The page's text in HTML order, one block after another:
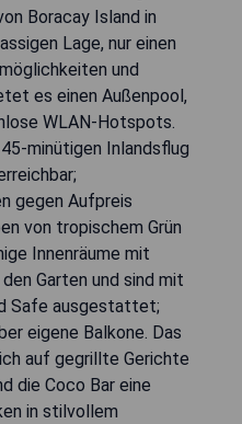
Boracay Island in
Lage, nur einen
und
es einen Außenpool,
WLAN-Hotspots.
minütigen Inlandsflug
gegen Aufpreis
von tropischem Grün
Innenräume mit
Garten und sind mit
Safe ausgestattet;
eigene Balkone. Das
auf gegrillte Gerichte
die Coco Bar eine
in stilvollem